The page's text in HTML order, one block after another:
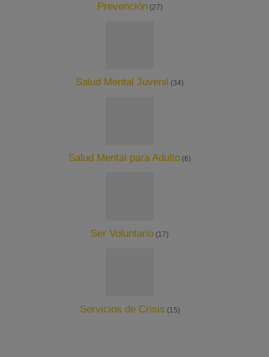
Prevención(27)
Salud Mental Juvenil (34)
Salud Mental para Adulto (6)
Ser Voluntario (17)
Servicios de Crisis (15)